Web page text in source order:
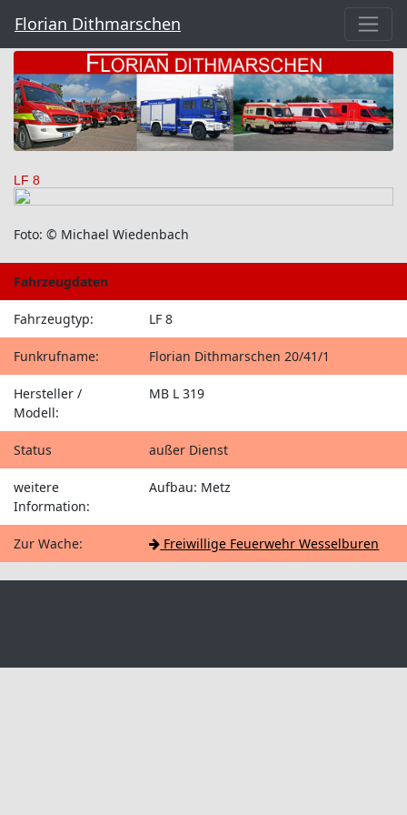
Florian Dithmarschen
LF 8
Foto: © Michael Wiedenbach
Fahrzeugdaten
Fahrzeugtyp: LF 8
Funkrufname: Florian Dithmarschen 20/41/1
Hersteller /
Modell:
MB L 319
Status außer Dienst
weitere
Information:
Aufbau: Metz
Zur Wache: Freiwillige Feuerwehr Wesselburen